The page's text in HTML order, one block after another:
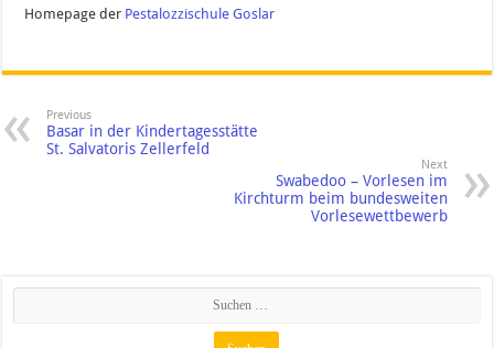
Homepage der Pestalozzischule Goslar
Previous
Basar in der Kindertagesstätte
St. Salvatoris Zellerfeld
Next
Swabedoo – Vorlesen im
Kirchturm beim bundesweiten
Vorlesewettbewerb